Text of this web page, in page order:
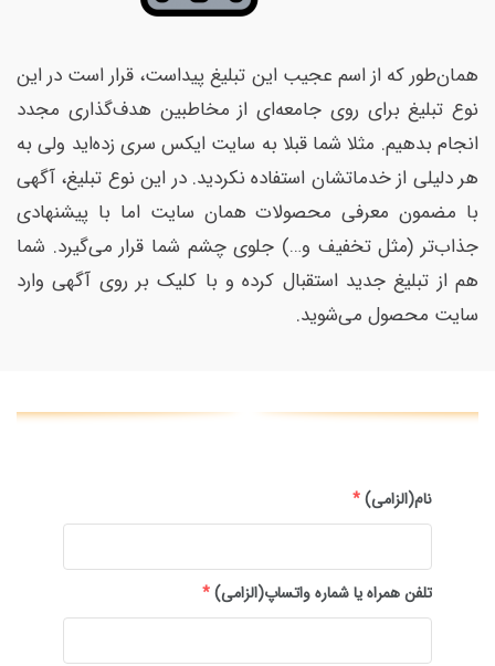
همان‌طور که از اسم عجیب این تبلیغ پیداست، قرار است در این
نوع تبلیغ برای روی جامعه‌ای از مخاطبین هدف‌گذاری مجدد
انجام بدهیم. مثلا شما قبلا به سایت ایکس سری زده‌اید ولی به
هر دلیلی از خدماتشان استفاده نکردید. در این نوع تبلیغ، آگهی
با مضمون معرفی محصولات همان سایت اما با پیشنهادی
جذاب‌تر (مثل تخفیف و…) جلوی چشم شما قرار می‌گیرد. شما
هم از تبلیغ جدید استقبال کرده و با کلیک بر روی آگهی وارد
سایت محصول می‌شوید.
نام(الزامی)*
تلفن همراه یا شماره واتساپ(الزامی)*